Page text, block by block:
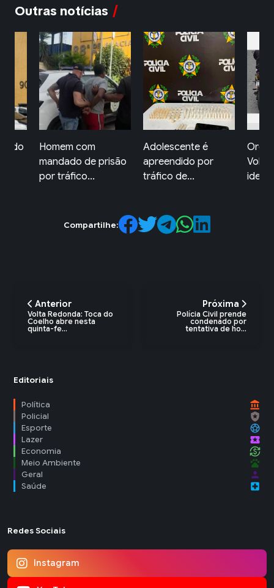
Outras notícias
com
de prisão
tráfico...
Adolescente é
apreendido por
tráfico de...
Ordem Pública
Volta Redonda
Compartilhe:
Anterior
Volta Redonda: Toca do
Coelho abre nesta
quinta-fe...
Próxima
Polícia Civil prende
condenado por
tentativa de ho...
Editoriais
Política account_balance
Policial local_police
Esporte sports_soccer
Lazer local_activity
Economia currency_exchange
Meio Ambiente pets
Geral person
Saúde local_hospital
Redes Sociais
Instagram